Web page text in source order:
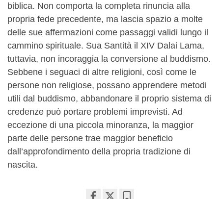
biblica. Non comporta la completa rinuncia alla
propria fede precedente, ma lascia spazio a molte
delle sue affermazioni come passaggi validi lungo il
cammino spirituale. Sua Santità il XIV Dalai Lama,
tuttavia, non incoraggia la conversione al buddismo.
Sebbene i seguaci di altre religioni, così come le
persone non religiose, possano apprendere metodi
utili dal buddismo, abbandonare il proprio sistema di
credenze può portare problemi imprevisti. Ad
eccezione di una piccola minoranza, la maggior
parte delle persone trae maggior beneficio
dall’approfondimento della propria tradizione di
nascita.